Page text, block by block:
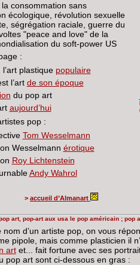
consommation sans
écologique, révolution sexuelle
ségrégation raciale, guerre du
"peace and love" de la
du soft-power US
:
plastique populaire
l’art de son époque
du pop art
aujourd’hui
pop :
Tom Wesselmann
Wesselmann érotique
Roy Lichtenstein
Andy Wahrol
> accueil d’Almanart
art, pop-art aux usa le pop américain ; pop
nom d’un artiste pop, on vous
pipole, mais comme plasticien il
artet... fait fortune avec ses
pop art sont ci-dessous en gras :